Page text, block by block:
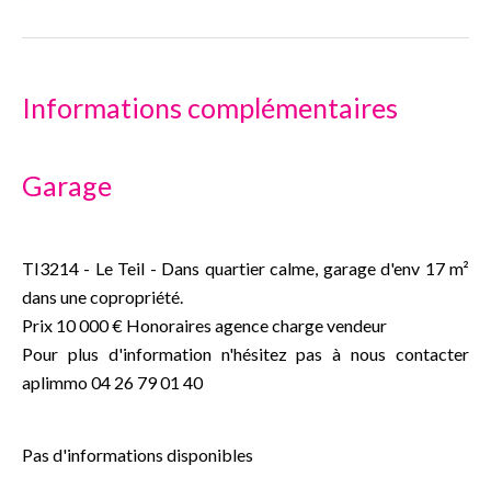
Informations complémentaires
Garage
TI3214 - Le Teil - Dans quartier calme, garage d'env 17 m²
dans une copropriété.
Prix 10 000 € Honoraires agence charge vendeur
Pour plus d'information n'hésitez pas à nous contacter
aplimmo 04 26 79 01 40
Pas d'informations disponibles